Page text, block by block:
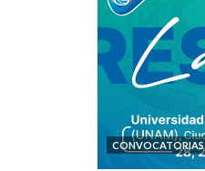
CONVOCATORIAS